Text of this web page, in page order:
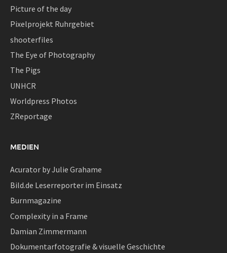
Picture of the day
Pixelprojekt Ruhrgebiet
shooterfiles
The Eye of Photography
The Pigs
UNHCR
Worldpress Photos
ZReportage
MEDIEN
Acurator by Julie Grahame
Bild.de Leserreporter im Einsatz
Burnmagazine
Complexity in a Frame
Damian Zimmermann
Dokumentarfotografie & visuelle Geschichte